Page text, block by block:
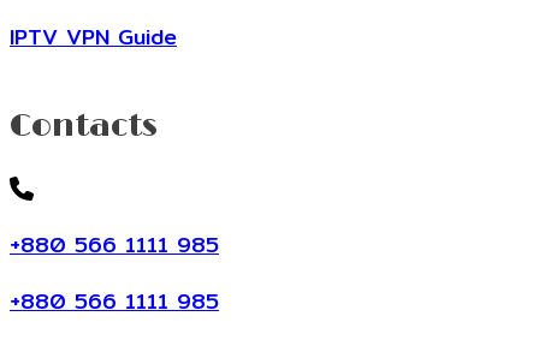
IPTV VPN Guide
Contacts
+880 566 1111 985
+880 566 1111 985